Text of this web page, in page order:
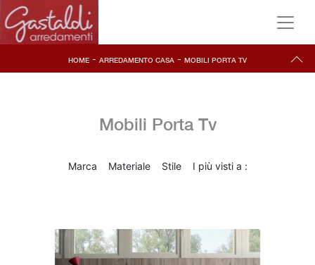
HOME - ARREDAMENTO CASA - MOBILI PORTA TV
Mobili Porta Tv
Marca Materiale Stile I più visti a :